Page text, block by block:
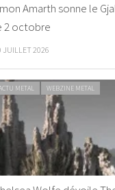
Amarth sonne le
2 octobre
JUILLET 2026
METAL WEBZINE METAL